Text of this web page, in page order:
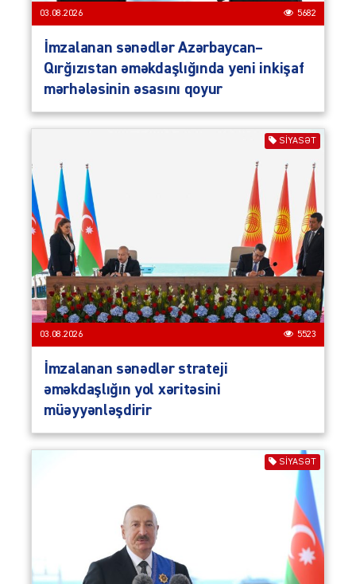
03.08.2026 5682
İmzalanan sənədlər Azərbaycan–
Qırğızıstan əməkdaşlığında yeni inkişaf
mərhələsinin əsasını qoyur
SIYASƏT
03.08.2026 5523
İmzalanan sənədlər strateji
əməkdaşlığın yol xəritəsini
müəyyənləşdirir
SIYASƏT